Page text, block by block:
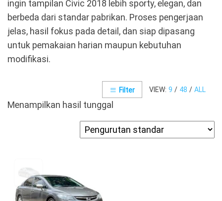
ingin tampilan Civic 2018 lebih sporty, elegan, dan
berbeda dari standar pabrikan. Proses pengerjaan
jelas, hasil fokus pada detail, dan siap dipasang
untuk pemakaian harian maupun kebutuhan
modifikasi.
VIEW: 9 / 48 / ALL
Filter
Menampilkan hasil tunggal